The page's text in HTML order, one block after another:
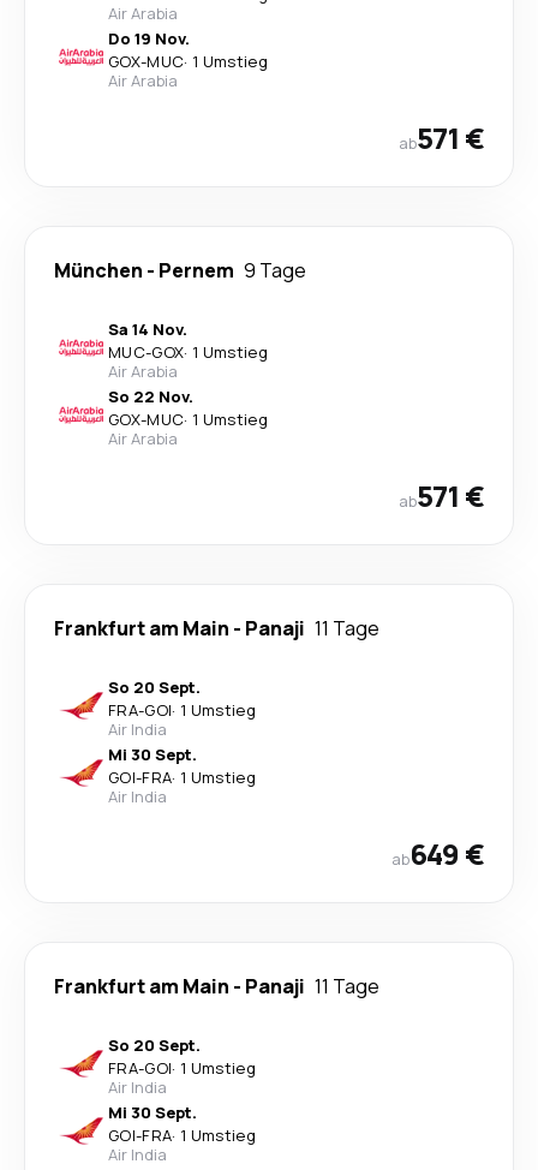
Air Arabia
Do 19 Nov.
GOX-MUC· 1 Umstieg
Air Arabia
ab571 €
München - Pernem 9 Tage
Sa 14 Nov.
MUC-GOX· 1 Umstieg
Air Arabia
So 22 Nov.
GOX-MUC· 1 Umstieg
Air Arabia
ab571 €
Frankfurt am Main - Panaji 11 Tage
So 20 Sept.
FRA-GOI· 1 Umstieg
Air India
Mi 30 Sept.
GOI-FRA· 1 Umstieg
Air India
ab649 €
Frankfurt am Main - Panaji 11 Tage
So 20 Sept.
FRA-GOI· 1 Umstieg
Air India
Mi 30 Sept.
GOI-FRA· 1 Umstieg
Air India